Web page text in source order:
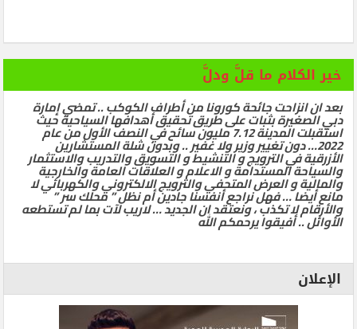
خير الكلام ما قلَّ ودلَّ
بعد ان انزاحت جائحة كورونا من أطراف الكوكب .. تمضي إمارة
دبي الصغيرة بثبات على طريق تحقيق أهدافها السياحية حيث
استقبلت المدينة 7.12 مليون سائح في النصف الأول من عام
2022… دون تغيير وزير ولا غفير .. وبدون شلة المستشارين
الأزرقية في الترويج و التنشيط و التسويق والتدريب والاستثمار
والسياحة المستدامة و الاعلام و العلاقات العامة والخارجية
والمالية و العرض المتحفي والترويج الالكتروني والكهربائي لا
مانع أيضا … فهل نراجع أنفسنا جادين أم نظل ” محلك سر ”
والأرقام لا تكذب ، ونعتقد ان الجديد … لاريب لآت بما لم تستطعه
الأوائل .. أفيقوا يرحمكم الله
الإعلان